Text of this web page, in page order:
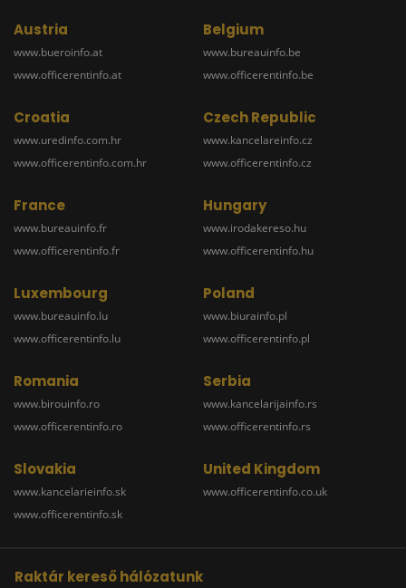
Austria
www.bueroinfo.at
www.officerentinfo.at
Belgium
www.bureauinfo.be
www.officerentinfo.be
Croatia
www.uredinfo.com.hr
www.officerentinfo.com.hr
Czech Republic
www.kancelareinfo.cz
www.officerentinfo.cz
France
www.bureauinfo.fr
www.officerentinfo.fr
Hungary
www.irodakereso.hu
www.officerentinfo.hu
Luxembourg
www.bureauinfo.lu
www.officerentinfo.lu
Poland
www.biurainfo.pl
www.officerentinfo.pl
Romania
www.birouinfo.ro
www.officerentinfo.ro
Serbia
www.kancelarijainfo.rs
www.officerentinfo.rs
Slovakia
www.kancelarieinfo.sk
www.officerentinfo.sk
United Kingdom
www.officerentinfo.co.uk
Raktár kereső hálózatunk